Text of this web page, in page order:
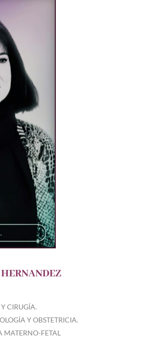
CIRUGÍA.
Y OBSTETRICIA.
MATERNO-FETAL